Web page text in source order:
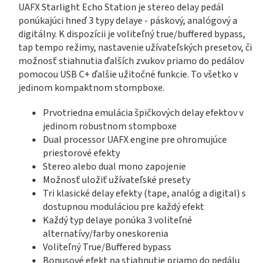
UAFX Starlight Echo Station je stereo delay pedál
ponúkajúci hneď 3 typy delaye - páskový, analógový a
digitálny. K dispozícii je voliteľný true/buffered bypass,
tap tempo režimy, nastavenie užívateľských presetov, či
možnosť stiahnutia ďalších zvukov priamo do pedálov
pomocou USB C+ ďalšie užitočné funkcie. To všetko v
jedinom kompaktnom stompboxe.
Prvotriedna emulácia špičkových delay efektov v
jedinom robustnom stompboxe
Dual processor UAFX engine pre ohromujúce
priestorové efekty
Stereo alebo dual mono zapojenie
Možnosť uložiť užívateľské presety
Tri klasické delay efekty (tape, analóg a digital) s
dostupnou moduláciou pre každý efekt
Každý typ delaye ponúka 3 voliteľné
alternatívy/farby oneskorenia
Voliteľný True/Buffered bypass